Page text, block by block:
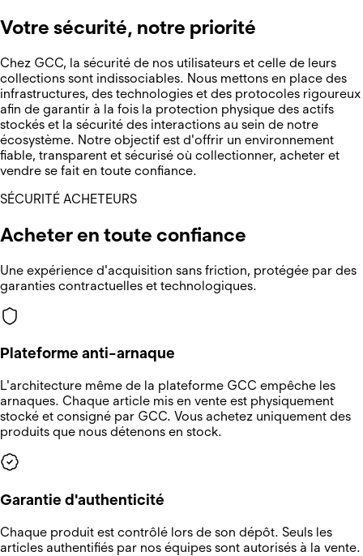
Votre sécurité, notre priorité
Chez GCC, la sécurité de nos utilisateurs et celle de leurs
collections sont indissociables. Nous mettons en place des
infrastructures, des technologies et des protocoles rigoureux
afin de garantir à la fois la protection physique des actifs
stockés et la sécurité des interactions au sein de notre
écosystème. Notre objectif est d'offrir un environnement
fiable, transparent et sécurisé où collectionner, acheter et
vendre se fait en toute confiance.
SÉCURITÉ ACHETEURS
Acheter en toute confiance
Une expérience d'acquisition sans friction, protégée par des
garanties contractuelles et technologiques.
Plateforme anti-arnaque
L'architecture même de la plateforme GCC empêche les
arnaques. Chaque article mis en vente est physiquement
stocké et consigné par GCC. Vous achetez uniquement des
produits que nous détenons en stock.
Garantie d'authenticité
Chaque produit est contrôlé lors de son dépôt. Seuls les
articles authentifiés par nos équipes sont autorisés à la vente.